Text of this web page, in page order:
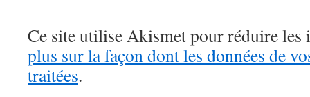
Ce site utilise Akismet pour réduire les
plus sur la façon dont les données de
traitées.